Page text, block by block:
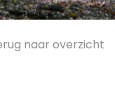
naar overzicht